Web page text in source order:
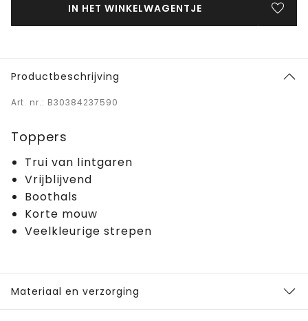
IN HET WINKELWAGENTJE
Productbeschrijving
Art. nr.: B30384237590
Toppers
Trui van lintgaren
Vrijblijvend
Boothals
Korte mouw
Veelkleurige strepen
Materiaal en verzorging